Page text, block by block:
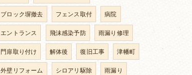
ブロック塀撤去 フェンス取付 病院
エントランス 飛沫感染予防 雨漏り修理
門扉取り付け 解体後 復旧工事 津幡町
外壁リフォーム シロアリ駆除 雨漏り